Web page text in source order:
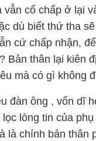
vẫn cố chấp ở lại
dù biết thứ tha
cứ chấp nhận,
Bản thân lại kiên
mà có gì không
đàn ông , vốn dĩ
lòng tin của
là chính bản thân